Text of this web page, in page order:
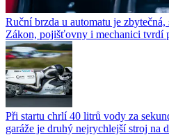
Ruční brzda u automatu je
Zákon, pojišťovny i mechanici tvrdí
Při startu chrlí 40 litrů vody za
garáže je druhý nejrychlejší stroj na